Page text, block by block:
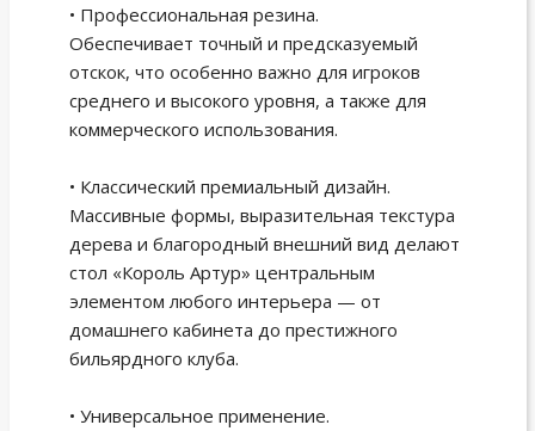
• Профессиональная резина.
Обеспечивает точный и предсказуемый
отскок, что особенно важно для игроков
среднего и высокого уровня, а также для
коммерческого использования.
• Классический премиальный дизайн.
Массивные формы, выразительная текстура
дерева и благородный внешний вид делают
стол «Король Артур» центральным
элементом любого интерьера — от
домашнего кабинета до престижного
бильярдного клуба.
• Универсальное применение.